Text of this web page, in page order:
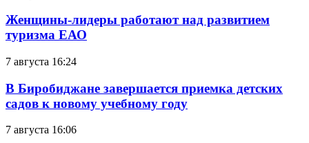
Женщины-лидеры работают над развитием
туризма ЕАО
7 августа 16:24
В Биробиджане завершается приемка детских
садов к новому учебному году
7 августа 16:06